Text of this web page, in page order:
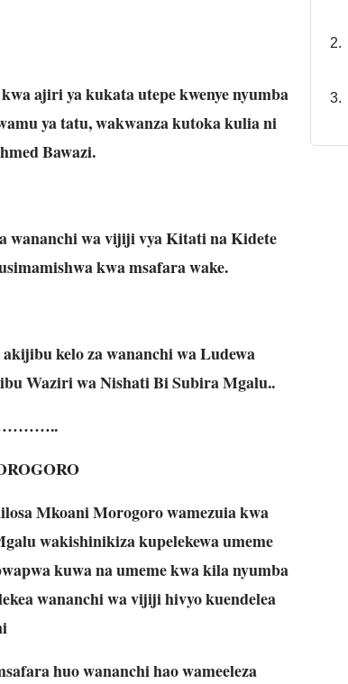
ajiri ya kukata utepe kwenye nyumba
ya tatu, wakwanza kutoka kulia ni
Bawazi.
wananchi wa vijiji vya Kitati na Kidete
kwa msafara wake.
kelo za wananchi wa Ludewa
Waziri wa Nishati Bi Subira Mgalu..
Mkoani Morogoro wamezuia kwa
wakishinikiza kupelekewa umeme
kuwa na umeme kwa kila nyumba
wananchi wa vijiji hivyo kuendelea
huo wananchi hao wameeleza